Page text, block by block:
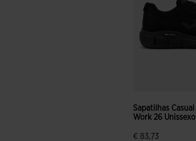
Sapatilhas Casual
Work 26
€ 83,73